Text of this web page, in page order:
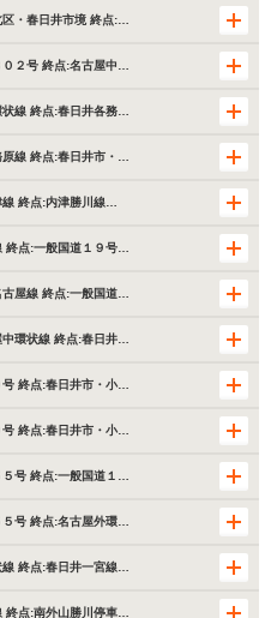
区・春日井市境 終点:…
０２号 終点:名古屋中…
状線 終点:春日井各務…
原線 終点:春日井市・…
線 終点:内津勝川線…
終点:一般国道１９号…
古屋線 終点:一般国道…
中環状線 終点:春日井…
号 終点:春日井市・小…
号 終点:春日井市・小…
５号 終点:一般国道１…
５号 終点:名古屋外環…
線 終点:春日井一宮線…
終点:南外山勝川停車…